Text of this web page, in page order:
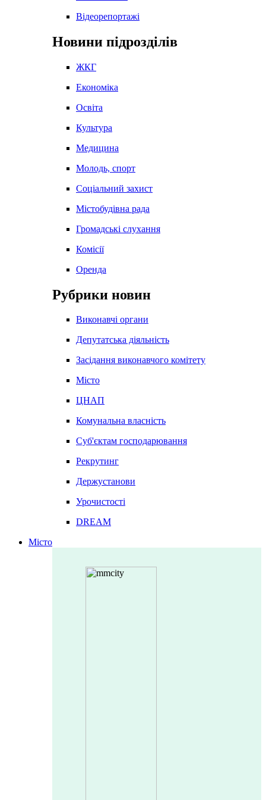
Відеорепортажі
Новини підрозділів
ЖКГ
Економіка
Освіта
Культура
Медицина
Молодь, спорт
Соціальний захист
Містобудівна рада
Громадські слухання
Комісії
Оренда
Рубрики новин
Виконавчі органи
Депутатська діяльність
Засідання виконавчого комітету
Місто
ЦНАП
Комунальна власність
Суб'єктам господарювання
Рекрутинг
Держустанови
Урочистості
DREAM
Місто